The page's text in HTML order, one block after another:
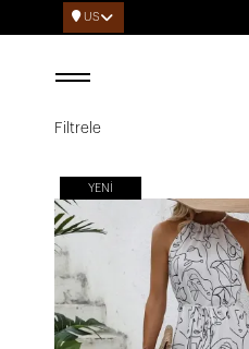
US
Filtrele
YENI